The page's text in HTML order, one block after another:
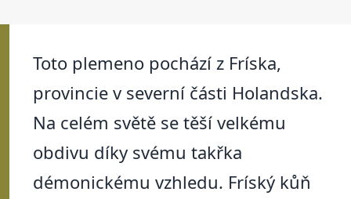
Toto plemeno pochází z Fríska,
provincie v severní části Holandska.
Na celém světě se těší velkému
obdivu díky svému takřka
démonickému vzhledu. Fríský kůň